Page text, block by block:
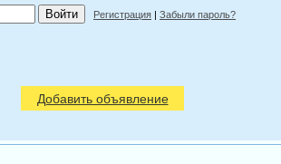
Регистрация | Забыли пароль?
Добавить объявление